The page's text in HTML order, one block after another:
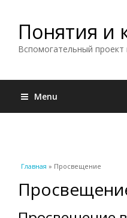
Понятия и
Вспомогательный
Menu
Вы здесь
Главная » Просвещение